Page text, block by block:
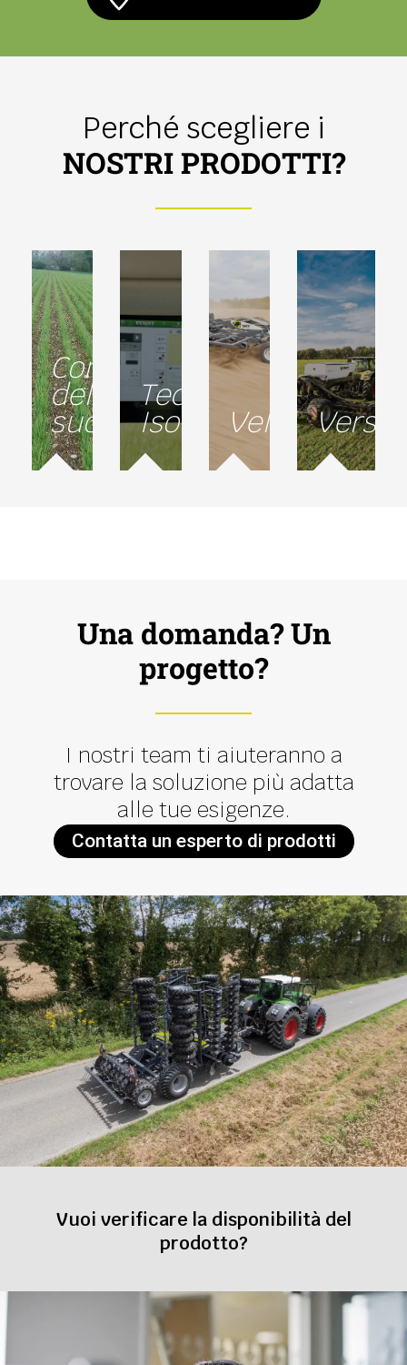
Perché scegliere i
NOSTRI PRODOTTI?
Conservazione
del
suolo
Tecnologia
Isobus Velocità
Una domanda? Un
progetto?
I nostri team ti aiuteranno a
trovare la soluzione più adatta
alle tue esigenze.
Contatta un esperto di prodotti
Vuoi verificare la disponibilità del
prodotto?